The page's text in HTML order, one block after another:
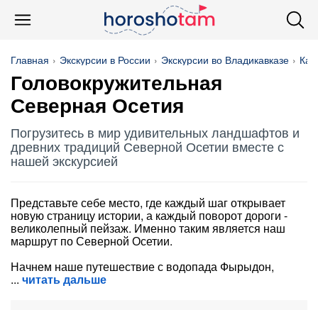
Главная Экскурсии в России Экскурсии во Владикавказе
Головокружительная
Северная Осетия
Погрузитесь в мир удивительных ландшафтов и
древних традиций Северной Осетии вместе с
нашей экскурсией
Представьте себе место, где каждый шаг открывает
новую страницу истории, а каждый поворот дороги -
великолепный пейзаж. Именно таким является наш
маршрут по Северной Осетии.
Начнем наше путешествие с водопада Фырыдон,
читать дальше